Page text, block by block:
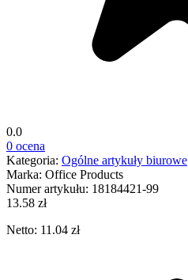
0.0
0 ocena
Kategoria: Ogólne artykuły biurowe
Marka: Office Products
Numer artykułu: 18184421-99
13.58 zł
Netto: 11.04 zł